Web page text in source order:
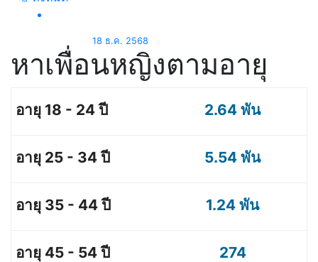
18 ธ.ค. 2568
หาเพื่อนหญิงตามอายุ
2.64 พัน
5.54 พัน
1.24 พัน
274